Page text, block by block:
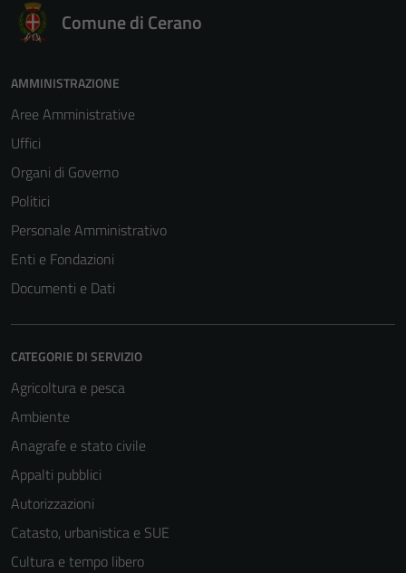
Comune di Cerano
AMMINISTRAZIONE
Aree Amministrative
Uffici
Organi di Governo
Politici
Personale Amministrativo
Enti e Fondazioni
Documenti e Dati
CATEGORIE DI SERVIZIO
Agricoltura e pesca
Ambiente
Anagrafe e stato civile
Appalti pubblici
Autorizzazioni
Catasto, urbanistica e SUE
Cultura e tempo libero